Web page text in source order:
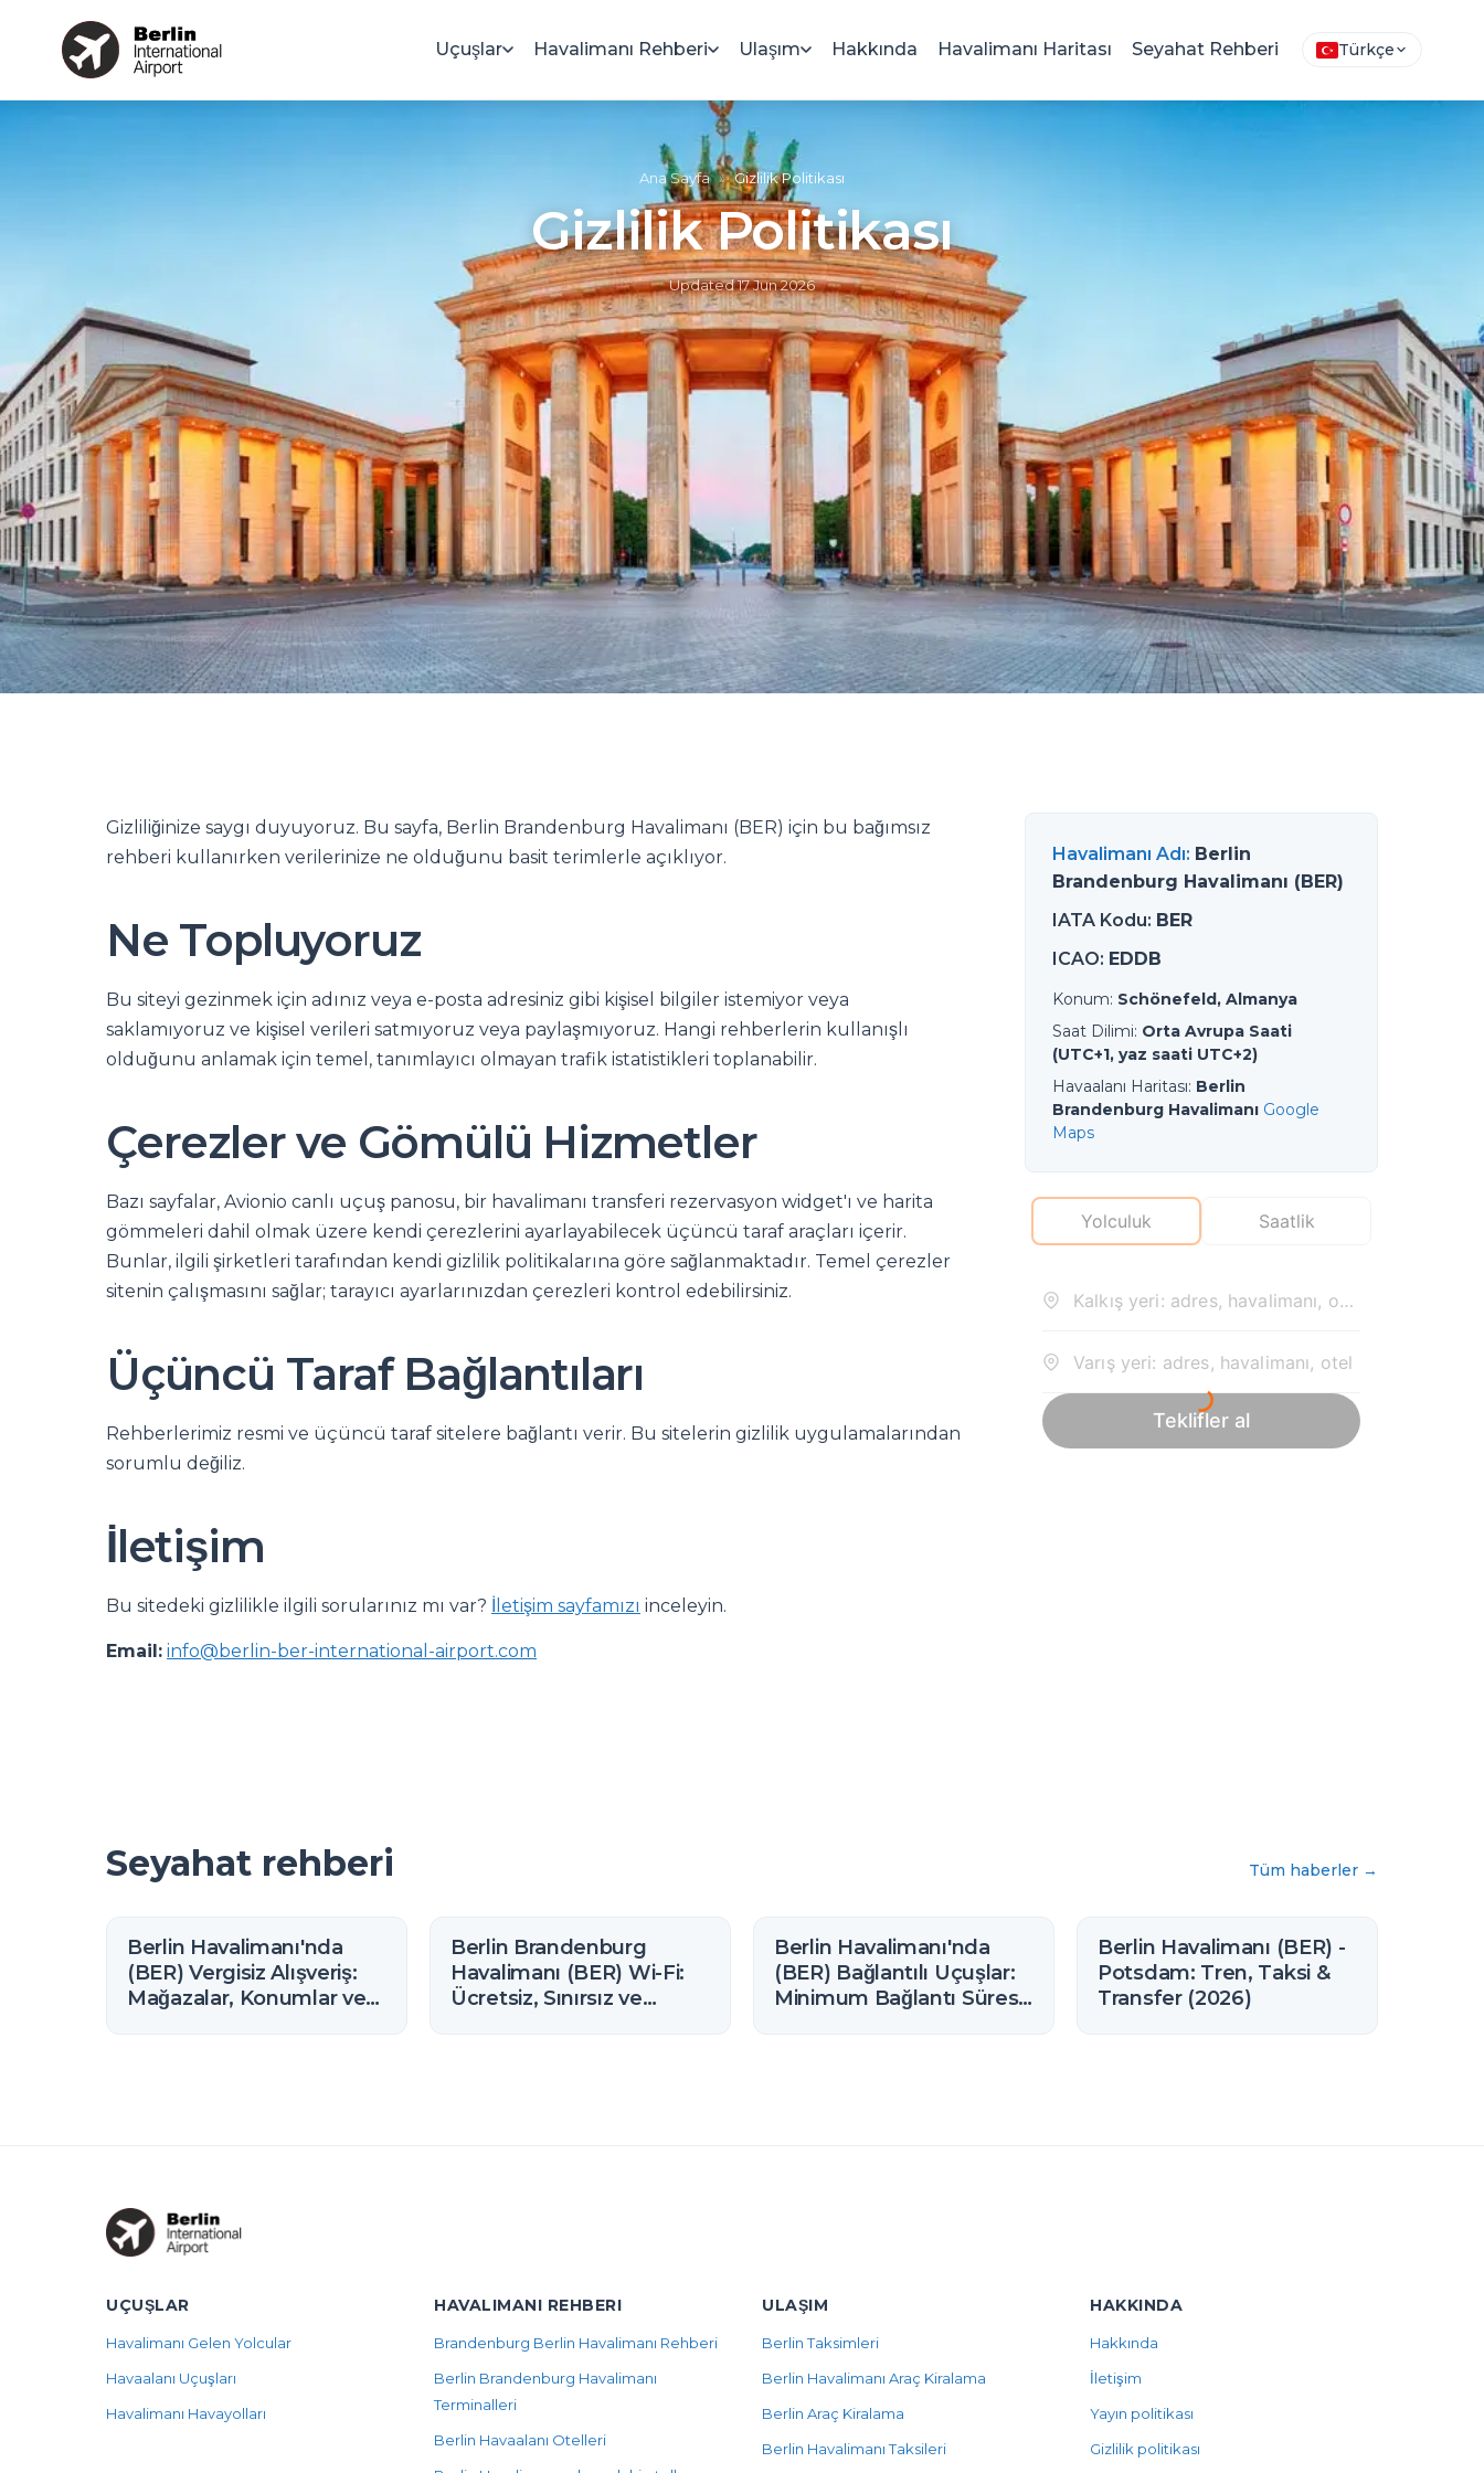
Uçuşlar Havalimanı Rehberi Ulaşım Hakkında Havalimanı Haritası Seyahat Rehberi Türkçe
Ana Sayfa » Gizlilik Politikası
Gizlilik Politikası
Updated17 Jun 2026
Gizliliğinize saygı duyuyoruz. Bu sayfa, Berlin Brandenburg Havalimanı (BER) için bu bağımsız
rehberi kullanırken verilerinize ne olduğunu basit terimlerle açıklıyor.
Ne Topluyoruz
Bu siteyi gezinmek için adınız veya e-posta adresiniz gibi kişisel bilgiler istemiyor veya
saklamıyoruz ve kişisel verileri satmıyoruz veya paylaşmıyoruz. Hangi rehberlerin kullanışlı
olduğunu anlamak için temel, tanımlayıcı olmayan trafik istatistikleri toplanabilir.
Çerezler ve Gömülü Hizmetler
Bazı sayfalar, Avionio canlı uçuş panosu, bir havalimanı transferi rezervasyon widget'ı ve harita
gömmeleri dahil olmak üzere kendi çerezlerini ayarlayabilecek üçüncü taraf araçları içerir.
Bunlar, ilgili şirketleri tarafından kendi gizlilik politikalarına göre sağlanmaktadır. Temel çerezler
sitenin çalışmasını sağlar; tarayıcı ayarlarınızdan çerezleri kontrol edebilirsiniz.
Üçüncü Taraf Bağlantıları
Rehberlerimiz resmi ve üçüncü taraf sitelere bağlantı verir. Bu sitelerin gizlilik uygulamalarından
sorumlu değiliz.
İletişim
Bu sitedeki gizlilikle ilgili sorularınız mı var? İletişim sayfamızı inceleyin.
Email: info@berlin-ber-international-airport.com
Havalimanı Adı: Berlin
Brandenburg Havalimanı (BER)
IATA Kodu: BER
ICAO: EDDB
Konum: Schönefeld, Almanya
Saat Dilimi: Orta Avrupa Saati
(UTC+1, yaz saati UTC+2)
Havaalanı Haritası: Berlin
Brandenburg Havalimanı Google
Maps
Seyahat rehberi Tüm haberler →
Berlin Havalimanı'nda
(BER) Vergisiz Alışveriş:
Mağazalar, Konumlar ve
Berlin Brandenburg
Havalimanı (BER) Wi-Fi:
Ücretsiz, Sınırsız ve
Berlin Havalimanı'nda
(BER) Bağlantılı Uçuşlar:
Minimum Bağlantı Süresi
Berlin Havalimanı (BER) -
Potsdam: Tren, Taksi &
Transfer (2026)
UÇUŞLAR
Havalimanı Gelen Yolcular
Havaalanı Uçuşları
Havalimanı Havayolları
HAVALIMANI REHBERI
Brandenburg Berlin Havalimanı Rehberi
Berlin Brandenburg Havalimanı
Terminalleri
Berlin Havaalanı Otelleri
ULAŞIM
Berlin Taksimleri
Berlin Havalimanı Araç Kiralama
Berlin Araç Kiralama
Berlin Havalimanı Taksileri
HAKKINDA
Hakkında
İletişim
Yayın politikası
Gizlilik politikası